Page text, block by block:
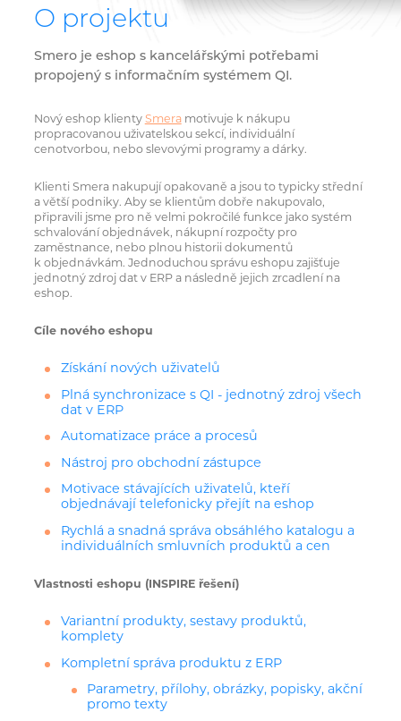
O projektu
Smero je eshop s kancelářskými potřebami
propojený s informačním systémem QI.
Nový eshop klienty Smeramotivuje k nákupu
propracovanou uživatelskou sekcí, individuální
cenotvorbou, nebo slevovými programy a dárky.
Klienti Smera nakupují opakovaně a jsou to typicky střední
a větší podniky. Aby se klientům dobře nakupovalo,
připravili jsme pro ně velmi pokročilé funkce jako systém
schvalování objednávek, nákupní rozpočty pro
zaměstnance, nebo plnou historii dokumentů
k objednávkám. Jednoduchou správu eshopu zajišťuje
jednotný zdroj dat v ERP a následně jejich zrcadlení na
eshop.
Cíle nového eshopu
Získání nových uživatelů
Plná synchronizace s QI - jednotný zdroj všech
dat v ERP
Automatizace práce a procesů
Nástroj pro obchodní zástupce
Motivace stávajících uživatelů, kteří
objednávají telefonicky přejít na eshop
Rychlá a snadná správa obsáhlého katalogu a
individuálních smluvních produktů a cen
Vlastnosti eshopu (INSPIRE řešení)
Variantní produkty, sestavy produktů,
komplety
Kompletní správa produktu z ERP
Parametry, přílohy, obrázky, popisky, akční
promo texty